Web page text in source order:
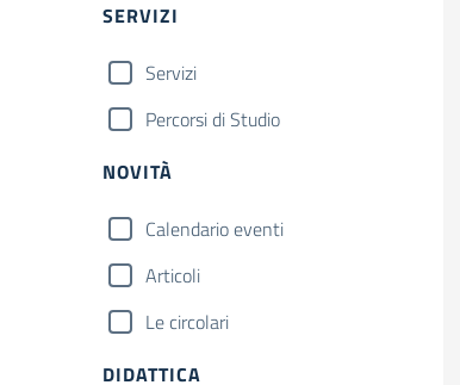
SERVIZI
Servizi
Percorsi di Studio
NOVITÀ
Calendario eventi
Articoli
Le circolari
DIDATTICA